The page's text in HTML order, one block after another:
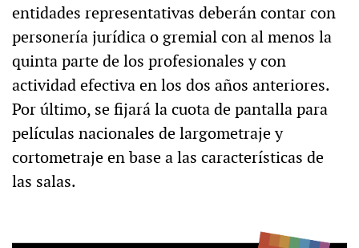
entidades representativas deberán contar con
personería jurídica o gremial con al menos la
quinta parte de los profesionales y con
actividad efectiva en los dos años anteriores.
Por último, se fijará la cuota de pantalla para
películas nacionales de largometraje y
cortometraje en base a las características de
las salas.